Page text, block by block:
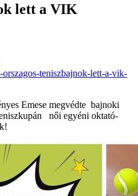
lett a VIK
teniszbajnok-lett-a-vik-
Emese megvédte bajnoki
női egyéni oktató-